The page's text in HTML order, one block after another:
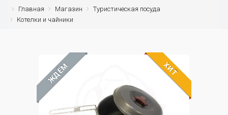
Главная Магазин
Туристическая посуда
Котелки и чайники
ЖДЁМ ХИТ